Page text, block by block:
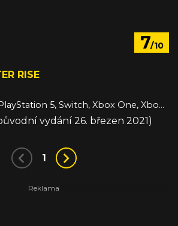
7/10
RISE
PC, PlayStation 4, PlayStation 5, Switch, Xbox One, Xbox Series
vydání 26. březen 2021)
1